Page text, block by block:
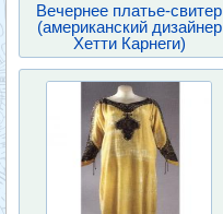
Вечернее платье-свитер
(американский дизайнер
Хетти Карнеги)